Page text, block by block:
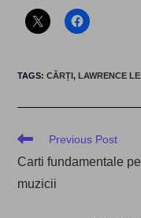
TAGS:CĂRȚI, LAWRENCE
Read
articles
Previous Post
Carti fundamentale
muzicii